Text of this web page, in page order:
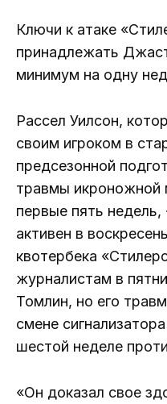
Ключи к атаке
принадлежать
минимум на одну
Рассел Уилсон,
своим игроком в
предсезонной
травмы
первые пять
активен в
квотербека
журналистам в
Томлин, но его
смене
шестой неделе
«Он доказал свое